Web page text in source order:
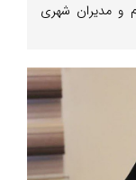
و مدیران شهری